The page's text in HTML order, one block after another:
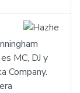
MC, DJ y
Company.